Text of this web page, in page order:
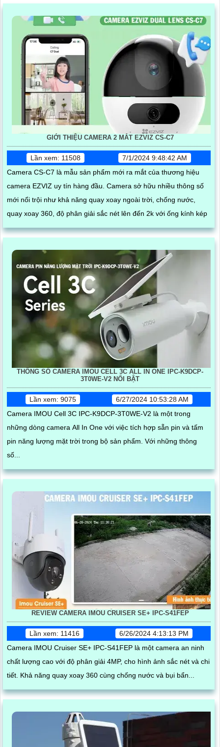
GIỚI THIỆU CAMERA 2 MẮT EZVIZ CS-C7
Lần xem: 11508
7/1/2024 9:48:42 AM
Camera CS-C7 là mẫu sản phẩm mới ra mắt của thương hiệu
camera EZVIZ uy tín hàng đầu. Camera sở hữu nhiều thông số
mới nổi trội như khả năng quay xoay ngoài trời, chống nước,
quay xoay 360, độ phân giải sắc nét lên đến 2k với ống kính kép
THÔNG SỐ CAMERA IMOU CELL 3C ALL IN ONE IPC-K9DCP-
3T0WE-V2 NỔI BẬT
Lần xem: 9075
6/27/2024 10:53:28 AM
Camera IMOU Cell 3C IPC-K9DCP-3T0WE-V2 là một trong
những dòng camera All In One với việc tích hợp sẵn pin và tấm
pin năng lượng mặt trời trong bộ sản phẩm. Với những thông
số...
REVIEW CAMERA IMOU CRUISER SE+ IPC-S41FEP
Lần xem: 11416
6/26/2024 4:13:13 PM
Camera IMOU Cruiser SE+ IPC-S41FEP là một camera an ninh
chất lượng cao với độ phân giải 4MP, cho hình ảnh sắc nét và chi
tiết. Khả năng quay xoay 360 cùng chống nước và bụi bẩn...